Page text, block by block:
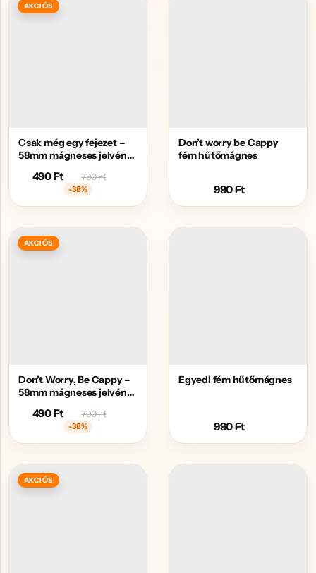
AKCIÓS
Csak még egy fejezet –
58mm mágneses jelvény
490Ft 790Ft
-38%
Don’t worry be Cappy
fém hűtőmágnes
990Ft
AKCIÓS
Don’t Worry, Be Cappy –
58mm mágneses jelvény
490Ft 790Ft
-38%
Egyedi fém hűtőmágnes
990Ft
AKCIÓS